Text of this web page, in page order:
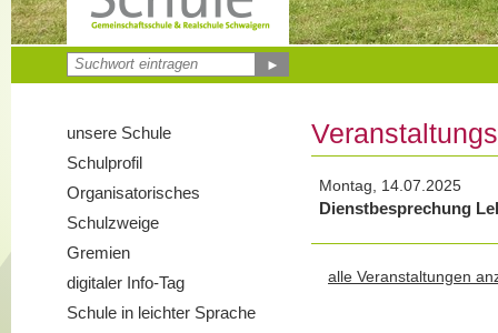
►
unsere Schule
Schulprofil
Organisatorisches
Schulzweige
Gremien
digitaler Info-Tag
Schule in leichter Sprache
Montag, 14.07.2025
Dienstbesprechung
alle Veranstaltungen